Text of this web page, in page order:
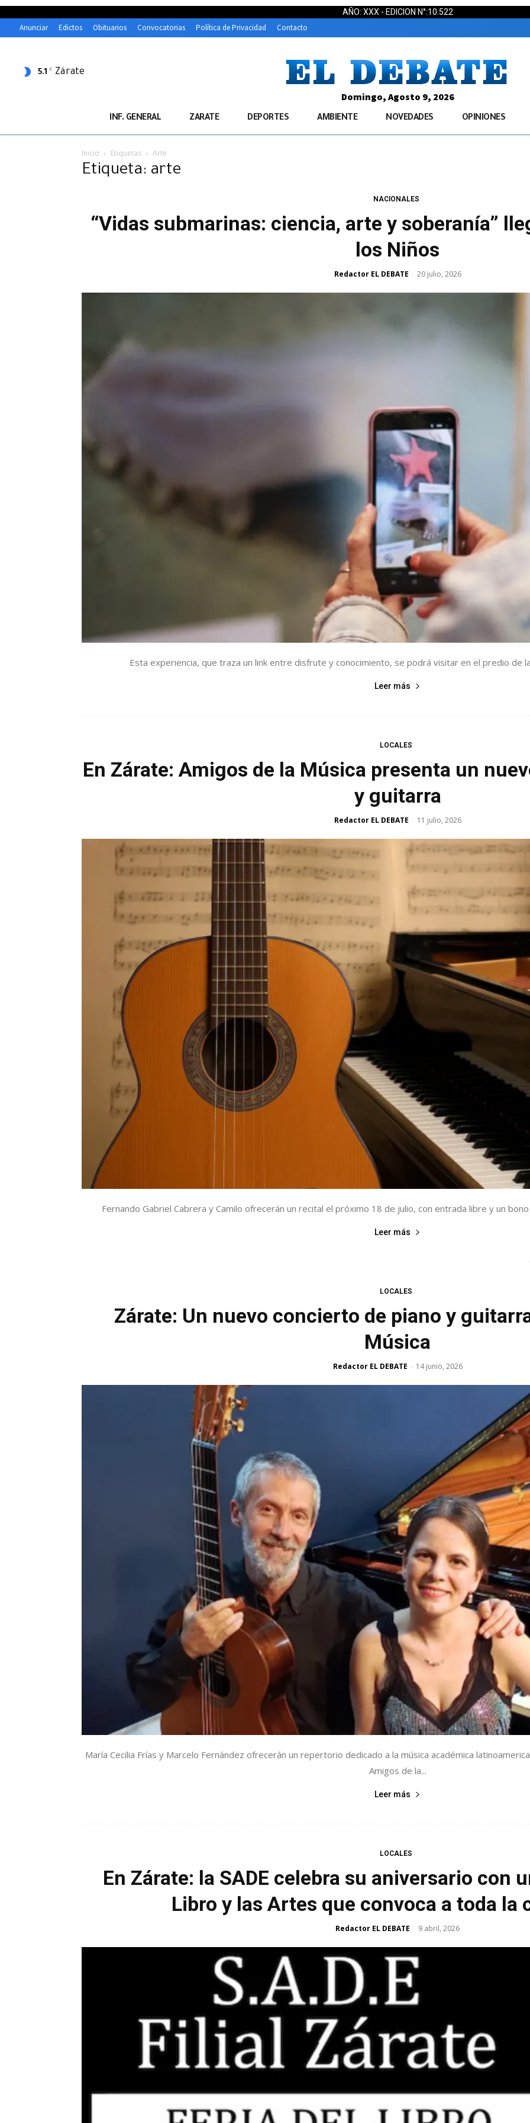
AÑO: XXX - EDICION N°:10.522
Anunciar Edictos Obituarios Convocatorias Política de Privacidad Contacto
5.1 C Zárate
Domingo, Agosto 9, 2026
INF. GENERAL ZARATE DEPORTES AMBIENTE NOVEDADES OPINIONES
Inicio Etiquetas Arte
Etiqueta: arte
NACIONALES
“Vidas submarinas: ciencia, arte y soberanía”
los Niños
Redactor EL DEBATE - 20 julio, 2026
Esta experiencia, que traza un link entre disfrute y conocimiento, se podrá visitar en el predio de
Leer más
LOCALES
En Zárate: Amigos de la Música presenta un
y guitarra
Redactor EL DEBATE - 11 julio, 2026
Fernando Gabriel Cabrera y Camilo ofrecerán un recital el próximo 18 de julio, con entrada libre y un
Leer más
LOCALES
Zárate: Un nuevo concierto de piano y
Música
Redactor EL DEBATE - 14 junio, 2026
María Cecilia Frías y Marcelo Fernández ofrecerán un repertorio dedicado a la música académica
Amigos de la...
Leer más
LOCALES
En Zárate: la SADE celebra su aniversario con
Libro y las Artes que convoca a toda la
Redactor EL DEBATE - 9 abril, 2026